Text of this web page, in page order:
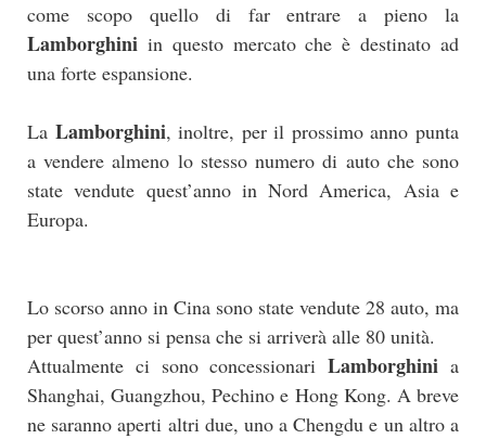
come scopo quello di far entrare a pieno la
Lamborghini in questo mercato che è destinato ad
una forte espansione.
La Lamborghini, inoltre, per il prossimo anno punta
a vendere almeno lo stesso numero di auto che sono
state vendute quest’anno in Nord America, Asia e
Europa.
Lo scorso anno in Cina sono state vendute 28 auto, ma
per quest’anno si pensa che si arriverà alle 80 unità.
Attualmente ci sono concessionariLamborghini a
Shanghai, Guangzhou, Pechino e Hong Kong. A breve
ne saranno aperti altri due, uno a Chengdu e un altro a